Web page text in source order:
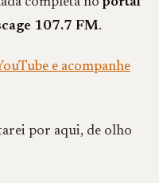
107.7 FM.
e acompanhe
por aqui, de olho